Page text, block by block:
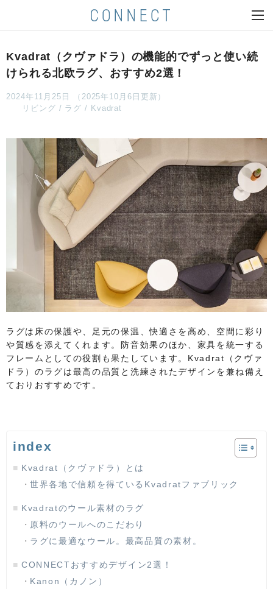
Kvadrat（クヴァドラ）の機能的でずっと使い続
けられる北欧ラグ、おすすめ2選！
2024年11月25日 （2025年10月6日更新）
リビング
ラグ Kvadrat
ラグは床の保護や、足元の保温、快適さを高め、空間に彩り
や質感を添えてくれます。防音効果のほか、家具を統一する
フレームとしての役割も果たしています。Kvadrat（クヴァ
ドラ）のラグは最高の品質と洗練されたデザインを兼ね備え
ておりおすすめです。
index
Kvadrat（クヴァドラ）とは
世界各地で信頼を得ているKvadratファブリック
Kvadratのウール素材のラグ
原料のウールへのこだわり
ラグに最適なウール。最高品質の素材。
CONNECTおすすめデザイン2選！
Kanon（カノン）